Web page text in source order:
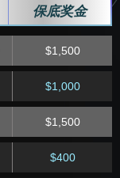
$6,000
$6,000
$1,500
$2,500
$2,000
$1,500
$1,500
$1,500
$400
保底奖金
$1,500
$1,000
$1,500
$400